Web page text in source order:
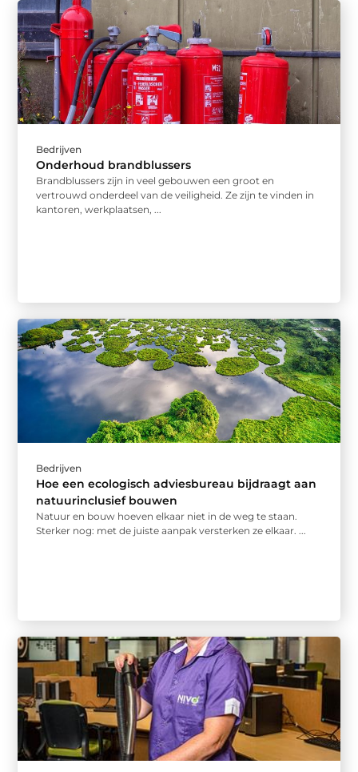
Bedrijven
Onderhoud brandblussers
Brandblussers zijn in veel gebouwen een groot en
vertrouwd onderdeel van de veiligheid. Ze zijn te vinden in
kantoren, werkplaatsen, ...
Bedrijven
Hoe een ecologisch adviesbureau bijdraagt aan
natuurinclusief bouwen
Natuur en bouw hoeven elkaar niet in de weg te staan.
Sterker nog: met de juiste aanpak versterken ze elkaar. ...